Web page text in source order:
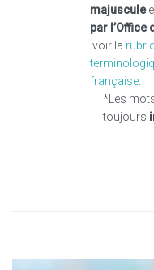
majuscule
par
voir la
française.
*Les
toujours